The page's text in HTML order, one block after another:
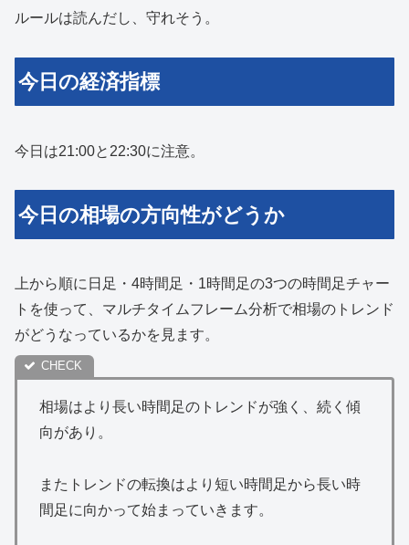
ルールは読んだし、守れそう。
今日の経済指標
今日は21:00と22:30に注意。
今日の相場の方向性がどうか
上から順に日足・4時間足・1時間足の3つの時間足チャー
トを使って、マルチタイムフレーム分析で相場のトレンド
がどうなっているかを見ます。
相場はより長い時間足のトレンドが強く、続く傾
向があり。
またトレンドの転換はより短い時間足から長い時
間足に向かって始まっていきます。